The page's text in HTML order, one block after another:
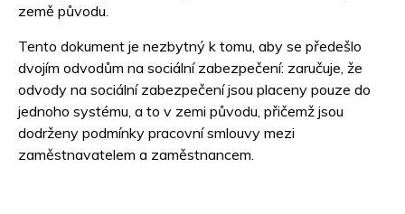
země původu.
Tento dokument je nezbytný k tomu, aby se předešlo
dvojím odvodům na sociální zabezpečení: zaručuje, že
odvody na sociální zabezpečení jsou placeny pouze do
jednoho systému, a to v zemi původu, přičemž jsou
dodrženy podmínky pracovní smlouvy mezi
zaměstnavatelem a zaměstnancem.